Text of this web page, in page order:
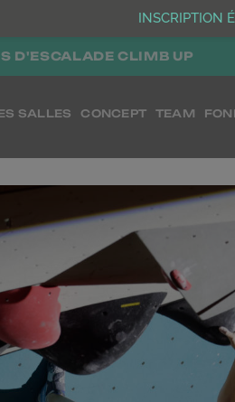
D'ESCALADE CLIMB UP
SALLES CONCEPT TEAM
INSCRIPTION